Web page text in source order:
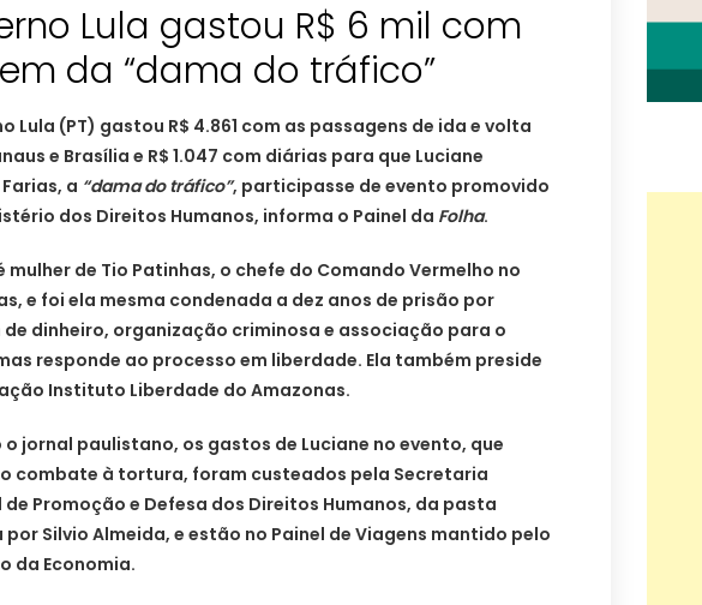
Lula gastou R$ 6 mil com
da “dama do tráfico”
Lula (PT) gastou R$ 4.861 com as passagens de ida e volta
e Brasília e R$ 1.047 com diárias para que Luciane
a “dama do tráfico”, participasse de evento promovido
dos Direitos Humanos, informa o Painel da Folha.
mulher de Tio Patinhas, o chefe do Comando Vermelho no
e foi ela mesma condenada a dez anos de prisão por
de dinheiro, organização criminosa e associação para o
responde ao processo em liberdade. Ela também preside
Instituto Liberdade do Amazonas.
o jornal paulistano, os gastos de Luciane no evento, que
combate à tortura, foram custeados pela Secretaria
de Promoção e Defesa dos Direitos Humanos, da pasta
Silvio Almeida, e estão no Painel de Viagens mantido pelo
da Economia.